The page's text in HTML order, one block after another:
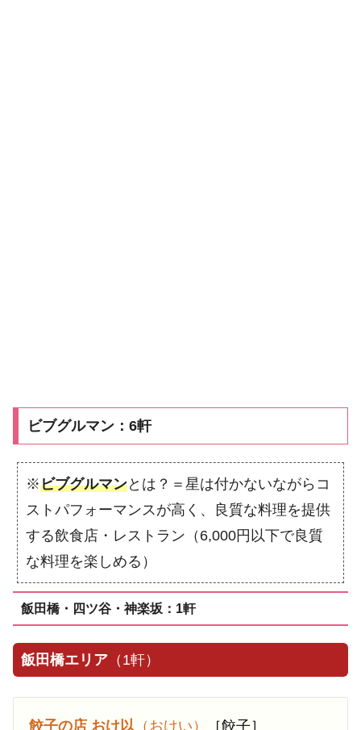
ビブグルマン：6軒
※ビブグルマンとは？＝星は付かないながらコ
ストパフォーマンスが高く、良質な料理を提供
する飲食店・レストラン（6,000円以下で良質
な料理を楽しめる）
飯田橋・四ツ谷・神楽坂：1軒
飯田橋エリア （1軒）
餃子の店 おけ以 （おけい） ［餃子］